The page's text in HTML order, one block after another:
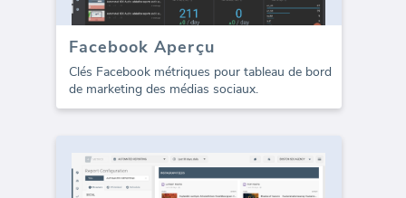
Facebook Aperçu
Clés Facebook métriques pour tableau de bord
de marketing des médias sociaux.